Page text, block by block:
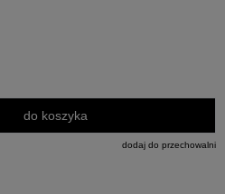
do koszyka
dodaj do przechowalni